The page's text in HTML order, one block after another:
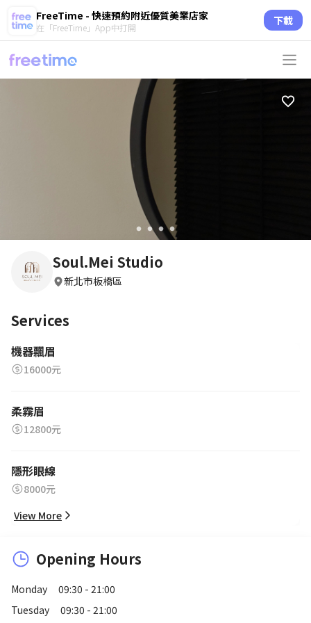
FreeTime - 快速預約附近優質美業店家
在「FreeTime」App中打開 下載
circle circle circle circle
Soul.Mei Studio
新北市板橋區
Services
機器飄眉
16000元
柔霧眉
12800元
隱形眼線
8000元
View More
Opening Hours
Monday
09:30 - 21:00
Tuesday
09:30 - 21:00